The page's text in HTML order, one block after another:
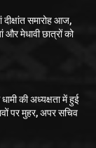
समारोह आज,
और मेधावी छात्रों को
की अध्यक्षता में हुई
पर मुहर, अपर सचिव